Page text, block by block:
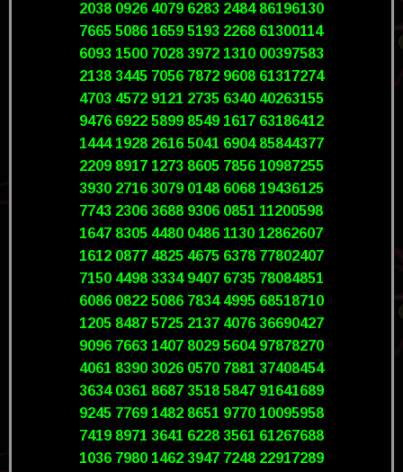
2038 0926 4079 6283 2484 86196130
7665 5086 1659 5193 2268 61300114
6093 1500 7028 3972 1310 00397583
2138 3445 7056 7872 9608 61317274
4703 4572 9121 2735 6340 40263155
9476 6922 5899 8549 1617 63186412
1444 1928 2616 5041 6904 85844377
2209 8917 1273 8605 7856 10987255
3930 2716 3079 0148 6068 19436125
7743 2306 3688 9306 0851 11200598
1647 8305 4480 0486 1130 12862607
1612 0877 4825 4675 6378 77802407
7150 4498 3334 9407 6735 78084851
6086 0822 5086 7834 4995 68518710
1205 8487 5725 2137 4076 36690427
9096 7663 1407 8029 5604 97878270
4061 8390 3026 0570 7881 37408454
3634 0361 8687 3518 5847 91641689
9245 7769 1482 8651 9770 10095958
7419 8971 3641 6228 3561 61267688
1036 7980 1462 3947 7248 22917289